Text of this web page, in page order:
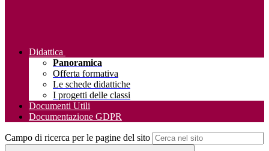
Didattica
Panoramica
Offerta formativa
Le schede didattiche
I progetti delle classi
Documenti Utili
Documentazione GDPR
Campo di ricerca per le pagine del sito